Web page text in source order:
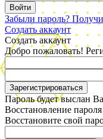
Забыли пароль?
Создать аккаунт
Создать аккаунт
Добро пожаловать!
Пароль будет выслан
Восстановление пароля
Восстановите свой